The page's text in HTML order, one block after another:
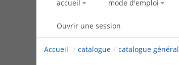
accueil mode d'emploi
Ouvrir une session
Accueil / catalogue / catalogue général